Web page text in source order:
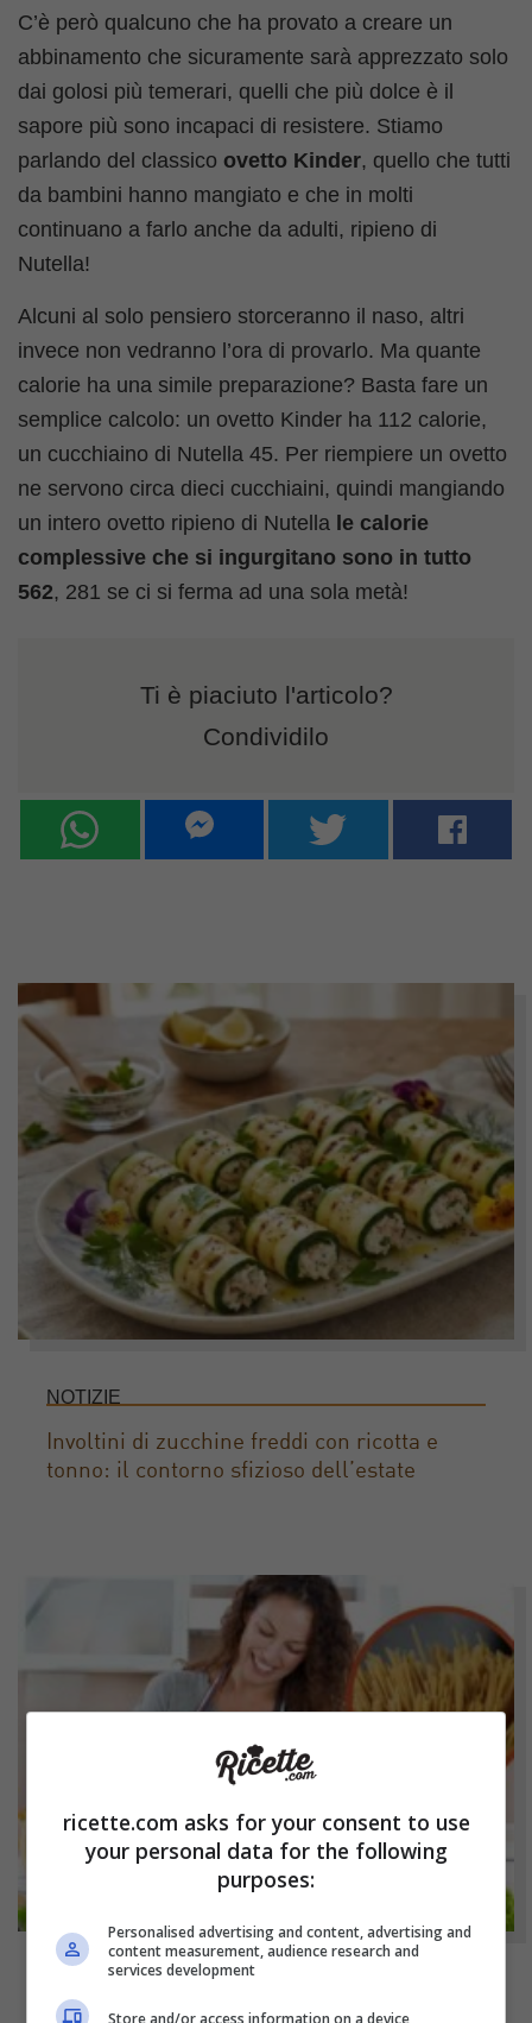
C’è però qualcuno che ha provato a creare un
abbinamento che sicuramente sarà apprezzato solo
dai golosi più temerari, quelli che più dolce è il
sapore più sono incapaci di resistere. Stiamo
parlando del classico ovetto Kinder, quello che tutti
da bambini hanno mangiato e che in molti
continuano a farlo anche da adulti, ripieno di
Nutella!
Alcuni al solo pensiero storceranno il naso, altri
invece non vedranno l’ora di provarlo. Ma quante
calorie ha una simile preparazione? Basta fare un
semplice calcolo: un ovetto Kinder ha 112 calorie,
un cucchiaino di Nutella 45. Per riempiere un ovetto
ne servono circa dieci cucchiaini, quindi mangiando
un intero ovetto ripieno di Nutella le calorie
complessive che si ingurgitano sono in tutto
562, 281 se ci si ferma ad una sola metà!
Ti è piaciuto l'articolo?
Condividilo
NOTIZIE
Involtini di zucchine freddi con ricotta e
tonno: il contorno sfizioso dell’estate
ricette.com asks for your consent to use
your personal data for the following
purposes:
Personalised advertising and content, advertising and
content measurement, audience research and
services development
Store and/or access information on a device